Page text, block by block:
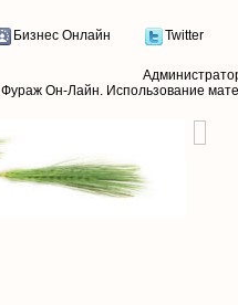
Бизнес Онлайн Twitter
Фураж Он-Лайн. Использование